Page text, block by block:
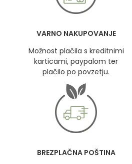
VARNO NAKUPOVANJE
Možnost plačila s kreditnimi
karticami, paypalom ter
plačilo po povzetju.
BREZPLAČNA POŠTINA